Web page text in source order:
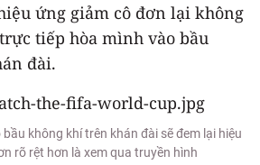
ứng giảm cô đơn lại không
tiếp hòa mình vào bầu
đài.
không khí trên khán đài sẽ đem lại hiệu
rõ rệt hơn là xem qua truyền hình